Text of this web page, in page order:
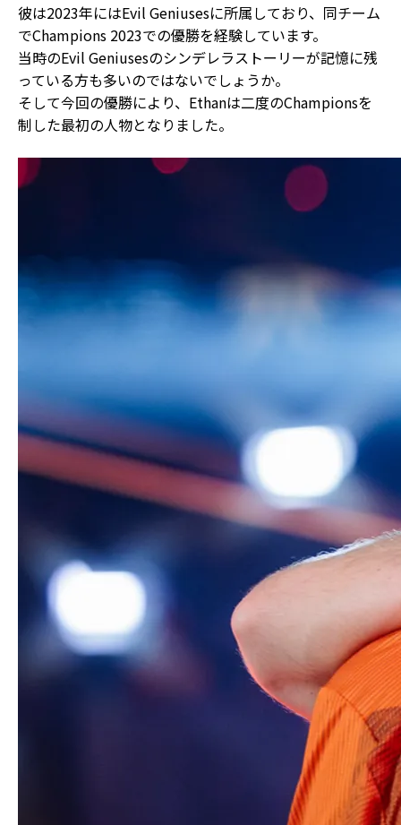
彼は2023年にはEvil Geniusesに所属しており、同チーム
でChampions 2023での優勝を経験しています。
当時のEvil Geniusesのシンデレラストーリーが記憶に残
っている方も多いのではないでしょうか。
そして今回の優勝により、Ethanは二度のChampionsを
制した最初の人物となりました。